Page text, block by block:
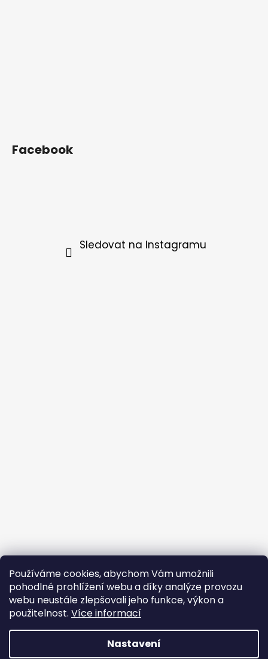
Používáme cookies, abychom Vám umožnili
pohodlné prohlížení webu a díky analýze provozu
webu neustále zlepšovali jeho funkce, výkon a
použitelnost. Více informací
Nastavení
Facebook
Sledovat na Instagramu